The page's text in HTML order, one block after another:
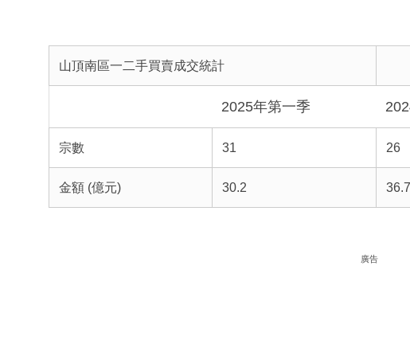
山頂南區一二手買賣成交統計
2025年第一季
宗數 31 26
金額 (億元) 30.2
廣告